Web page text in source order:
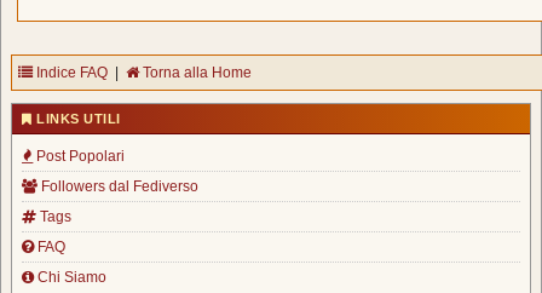
Indice FAQ Torna alla Home
LINKS UTILI
Post Popolari
Followers dal Fediverso
Tags
FAQ
Chi Siamo